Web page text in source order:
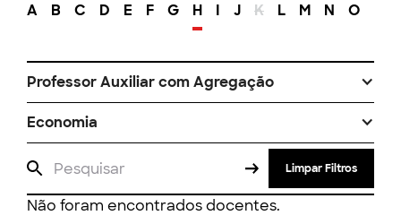
A B C D E F G H I J K L M N O
Professor Auxiliar com Agregação
Economia
Limpar Filtros
Não foram encontrados docentes.